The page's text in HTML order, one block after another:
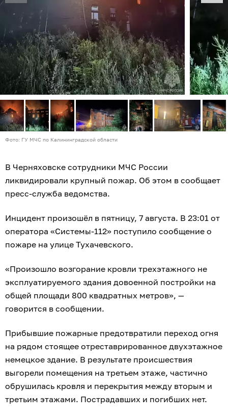
Фото: ГУ МЧС по Калининградской области
В Черняховске сотрудники МЧС России
ликвидировали крупный пожар. Об этом в сообщает
пресс-служба ведомства.
Инцидент произошёл в пятницу, 7 августа. В 23:01 от
оператора «Системы-112» поступило сообщение о
пожаре на улице Тухачевского.
«Произошло возгорание кровли трехэтажного не
эксплуатируемого здания довоенной постройки на
общей площади 800 квадратных метров», —
говорится в сообщении.
Прибывшие пожарные предотвратили переход огня
на рядом стоящее отреставрированное двухэтажное
немецкое здание. В результате происшествия
выгорели помещения на третьем этаже, частично
обрушилась кровля и перекрытия между вторым и
третьим этажами. Пострадавших и погибших нет.